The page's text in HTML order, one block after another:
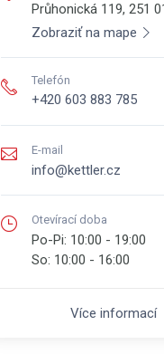
Průhonická 119, 251
Zobraziť na mape
Telefón
+420 603 883 785
E-mail
info@kettler.cz
Otevírací doba
Po-Pi: 10:00 - 19:00
So: 10:00 - 16:00
Více informací